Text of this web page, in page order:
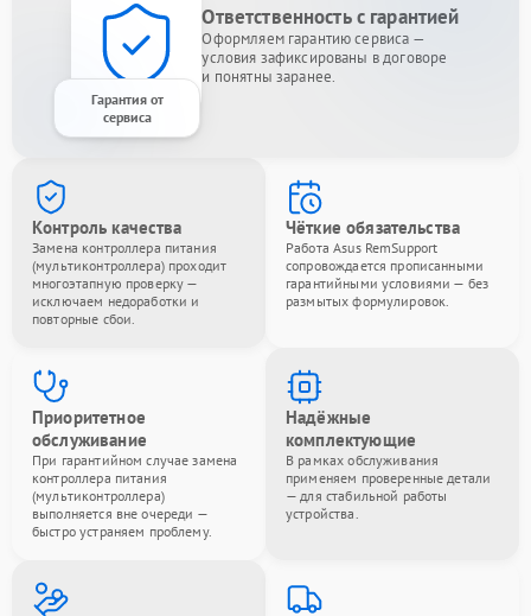
Гарантия от
сервиса
Ответственность с гарантией
Оформляем гарантию сервиса —
условия зафиксированы в договоре
и понятны заранее.
Контроль качества
Замена контроллера питания
(мультиконтроллера) проходит
многоэтапную проверку —
исключаем недоработки и
повторные сбои.
Чёткие обязательства
Работа Asus RemSupport
сопровождается прописанными
гарантийными условиями — без
размытых формулировок.
Приоритетное
обслуживание
При гарантийном случае замена
контроллера питания
(мультиконтроллера)
выполняется вне очереди —
быстро устраняем проблему.
Надёжные
комплектующие
В рамках обслуживания
применяем проверенные детали
— для стабильной работы
устройства.